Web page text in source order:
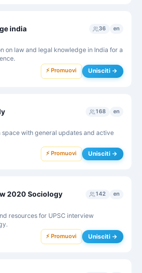
india 36 en
on law and legal knowledge in India for a
⚡ Promuovi Unisciti →
168 en
space with general updates and active
⚡ Promuovi Unisciti →
2020 Sociology 142 en
resources for UPSC interview
⚡ Promuovi Unisciti →